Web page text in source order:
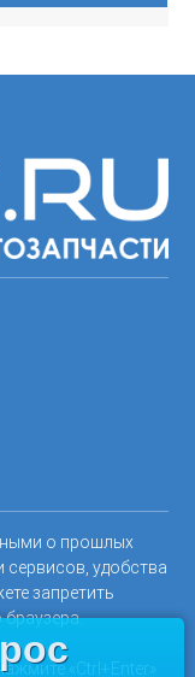
о прошлых
удобства
запретить
«Ctrl+Enter»